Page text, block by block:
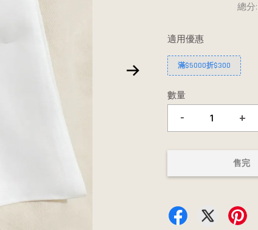
總分:
適用優惠
滿$5000折$300
數量
- +
售完